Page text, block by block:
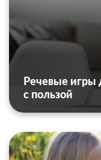
Речевые игры
с пользой